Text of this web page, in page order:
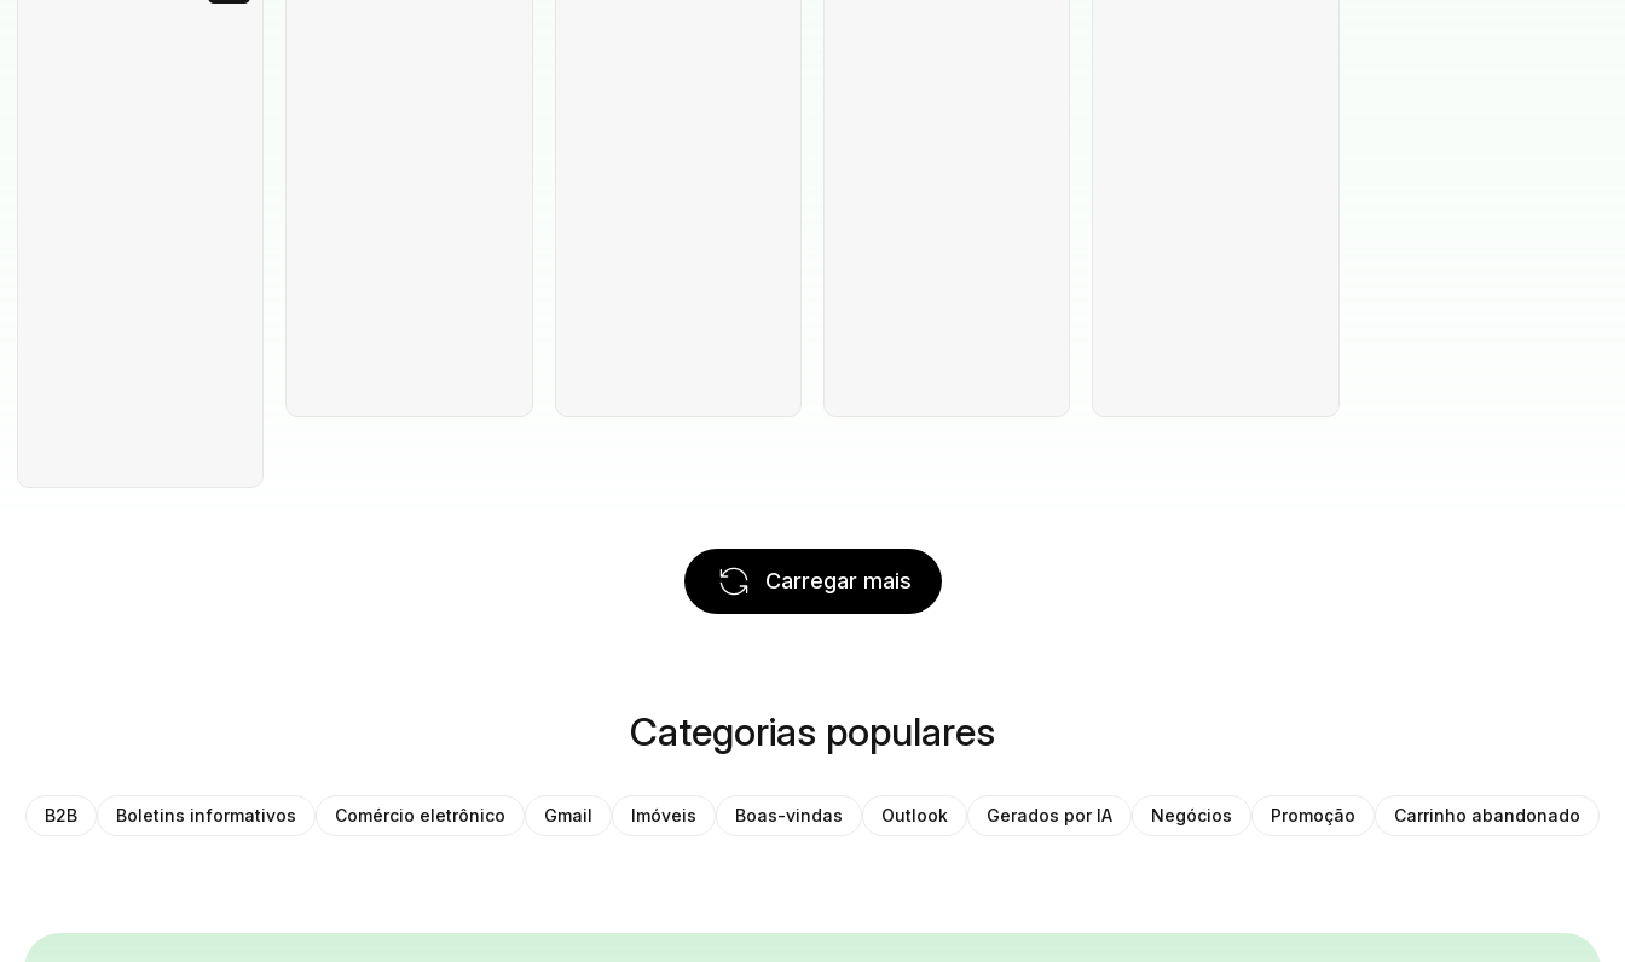
Carregar mais
Categorias populares
B2B Boletins informativos Comércio eletrônico Gmail Imóveis Boas-vindas Outlook Gerados por IA Negócios Promoção Carrinho abandonado